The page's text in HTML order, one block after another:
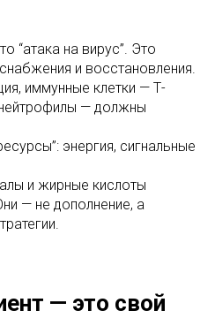
“атака на вирус”. Это
и восстановления.
иммунные клетки — Т-
— должны
энергия, сигнальные
и жирные кислоты
— не дополнение, а
— это свой